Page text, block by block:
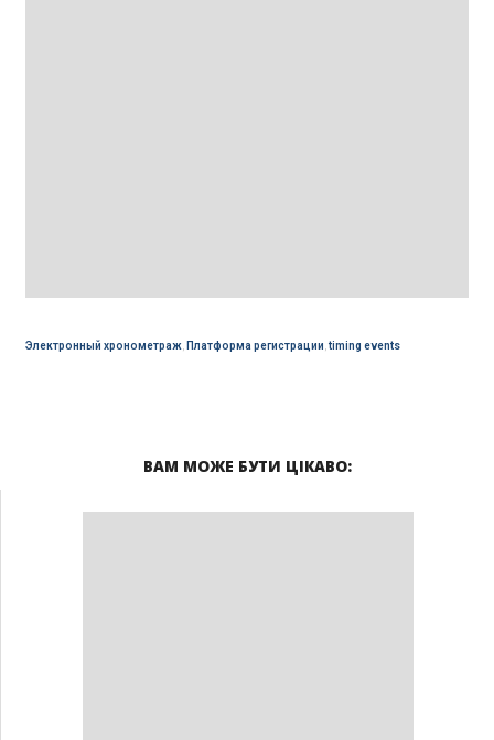
Электронный хронометраж, Платформа регистрации,timing events
ВАМ МОЖЕ БУТИ ЦІКАВО: